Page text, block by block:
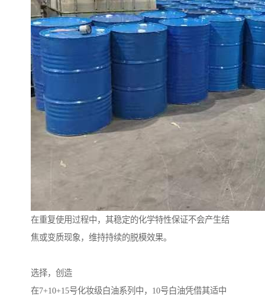
在重复使用过程中，其稳定的化学特性保证不会产生结
焦或变质现象，维持持续的脱模效果。
选择，创造
在7+10+15号化妆级白油系列中，10号白油凭借其适中